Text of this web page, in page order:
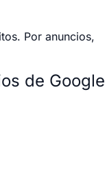
Por anuncios,
de Google